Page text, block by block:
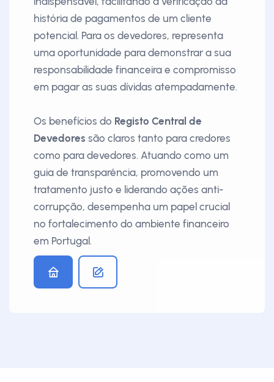
história de pagamentos de um cliente
potencial. Para os devedores, representa
uma oportunidade para demonstrar a sua
responsabilidade financeira e compromisso
em pagar as suas dívidas atempadamente.
Os benefícios do Registo Central de
Devedores são claros tanto para credores
como para devedores. Atuando como um
guia de transparência, promovendo um
tratamento justo e liderando ações anti-
corrupção, desempenha um papel crucial
no fortalecimento do ambiente financeiro
em Portugal.